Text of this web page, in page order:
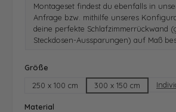
Montageset findest du ebenfalls in
Anfrage bzw. mithilfe unseres
deine perfekte Schlafzimmerrückwand
Steckdosen-Aussparungen) auf Maß
Größe
250 x 100 cm
300 x 150 cm
Material